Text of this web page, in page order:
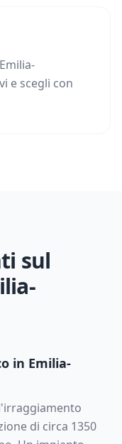
e scegli con
sul
in Emilia-
di circa 1350